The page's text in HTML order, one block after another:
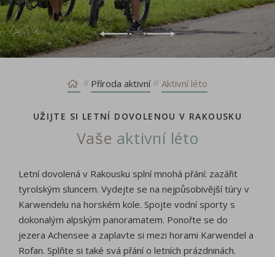
Příroda aktivní Aktivní léto
UŽIJTE SI LETNÍ DOVOLENOU V RAKOUSKU
Vaše aktivní léto
Letní dovolená v Rakousku splní mnohá přání: zazářit
tyrolským sluncem. Vydejte se na nejpůsobivější túry v
Karwendelu na horském kole. Spojte vodní sporty s
dokonalým alpským panoramatem. Ponořte se do
jezera Achensee a zaplavte si mezi horami Karwendel a
Rofan. Splňte si také svá přání o letních prázdninách.